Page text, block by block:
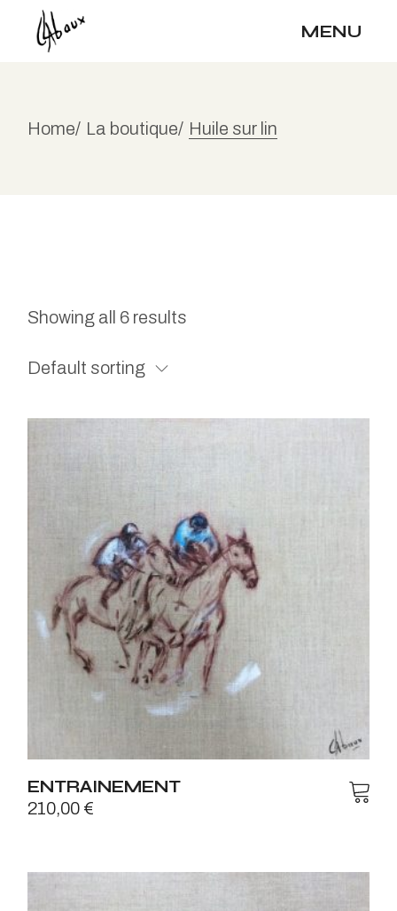
MENU
Home La boutique Huile sur lin
Showing all 6 results
Default sorting
ENTRAINEMENT
210,00 €